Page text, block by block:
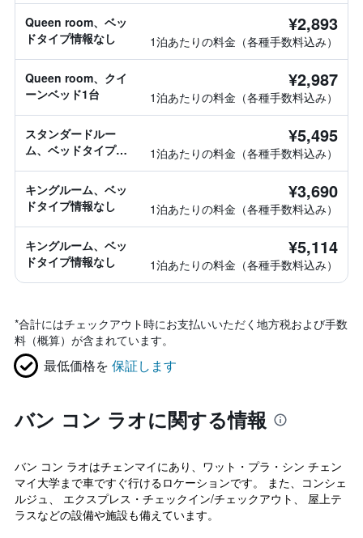
Queen room、ベッ
ドタイプ情報なし
¥2,893
1泊あたりの料金（各種手数料込み）
Queen room、クイ
ーンベッド1台
¥2,987
1泊あたりの料金（各種手数料込み）
スタンダードルー
ム、ベッドタイプ情
¥5,495
1泊あたりの料金（各種手数料込み）
キングルーム、ベッ
ドタイプ情報なし
¥3,690
1泊あたりの料金（各種手数料込み）
キングルーム、ベッ
ドタイプ情報なし
¥5,114
1泊あたりの料金（各種手数料込み）
*合計にはチェックアウト時にお支払いいただく地方税および手数
料（概算）が含まれています。
最低価格を 保証します
バン コン ラオに関する情報
バン コン ラオはチェンマイにあり、ワット・プラ・シン チェン
マイ大学まで車ですぐ行けるロケーションです。 また、コンシェ
ルジュ、 エクスプレス・チェックイン/チェックアウト、 屋上テ
ラスなどの設備や施設も備えています。